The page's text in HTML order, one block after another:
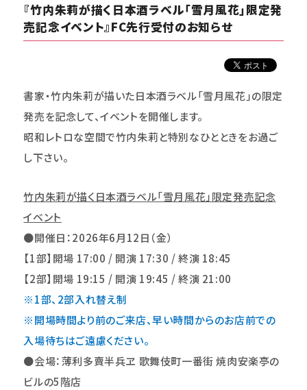
『竹内朱莉が描く日本酒ラベル「雪月風花」限定発
売記念イベント』FC先行受付のお知らせ
書家・竹内朱莉が描いた日本酒ラベル「雪月風花」の限定
発売を記念して、イベントを開催します。
昭和レトロな空間で竹内朱莉と特別なひとときをお過ご
し下さい。
竹内朱莉が描く日本酒ラベル「雪月風花」限定発売記念
イベント
●開催日：2026年6月12日（金）
【1部】開場 17:00 / 開演 17:30 / 終演 18:45
【2部】開場 19:15 / 開演 19:45 / 終演 21:00
※1部、2部入れ替え制
※開場時間より前のご来店、早い時間からのお店前での
入場待ちはご遠慮ください。
●会場：薄利多賣半兵ヱ 歌舞伎町一番街 焼肉安楽亭の
ビルの5階店